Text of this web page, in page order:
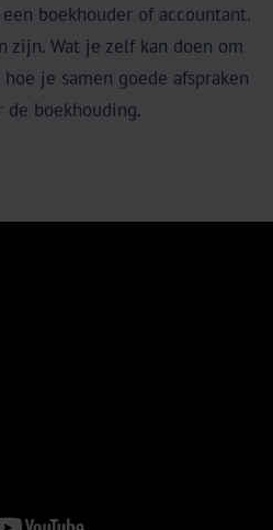
boekhouder of accountant.
zijn. Wat je zelf kan doen om
je samen goede afspraken
de boekhouding.